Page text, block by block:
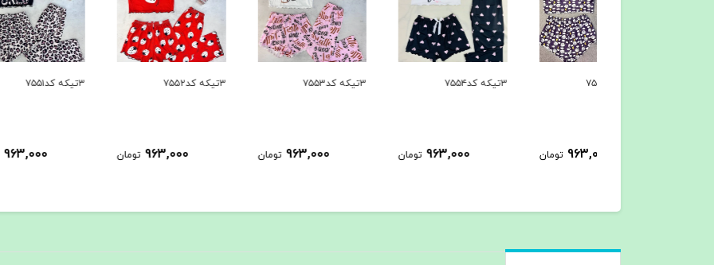
۳تیکه کد۷۵۵۴
963,000
۳تیکه کد۷۵۵۳
963,000
۳تیکه کد۷۵۵۲
963,000
۳تیکه کد۷۵۵۱
963,000